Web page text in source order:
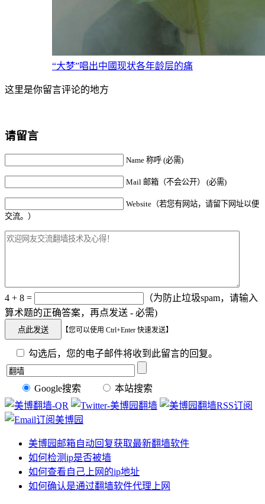
“大梦”唱出中國现状各年龄层的痛
这里是你留言评论的地方
请留言
Name 称呼 (必需)
Mail 邮箱（不会公开） (必需)
Website（若您有网站，请留下网址以便
交流。）
4 + 8 =
（为防止垃圾spam，请输入
算术题的正确答案，再点发送 - 必需)
【您可以使用 Ctrl+Enter 快速发送】
勾选后，您的电子邮件将收到此留言的回复。
Google搜索 本站搜索
美博园邮箱自动回复获取最新翻墙软件
如何检测ip是否被墙
如何查看自己上网的ip地址
如何确认是通过翻墙软件代理上网